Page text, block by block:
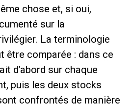
chose et, si oui,
sur la
La terminologie
être comparée : dans ce
d’abord sur chaque
puis les deux stocks
confrontés de manière